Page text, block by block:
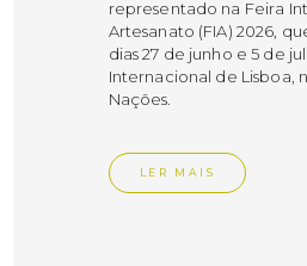
representado na Feira
Artesanato (FIA) 2026,
dias 27 de junho e 5 de
Internacional de Lisboa,
Nações.
LER MAIS